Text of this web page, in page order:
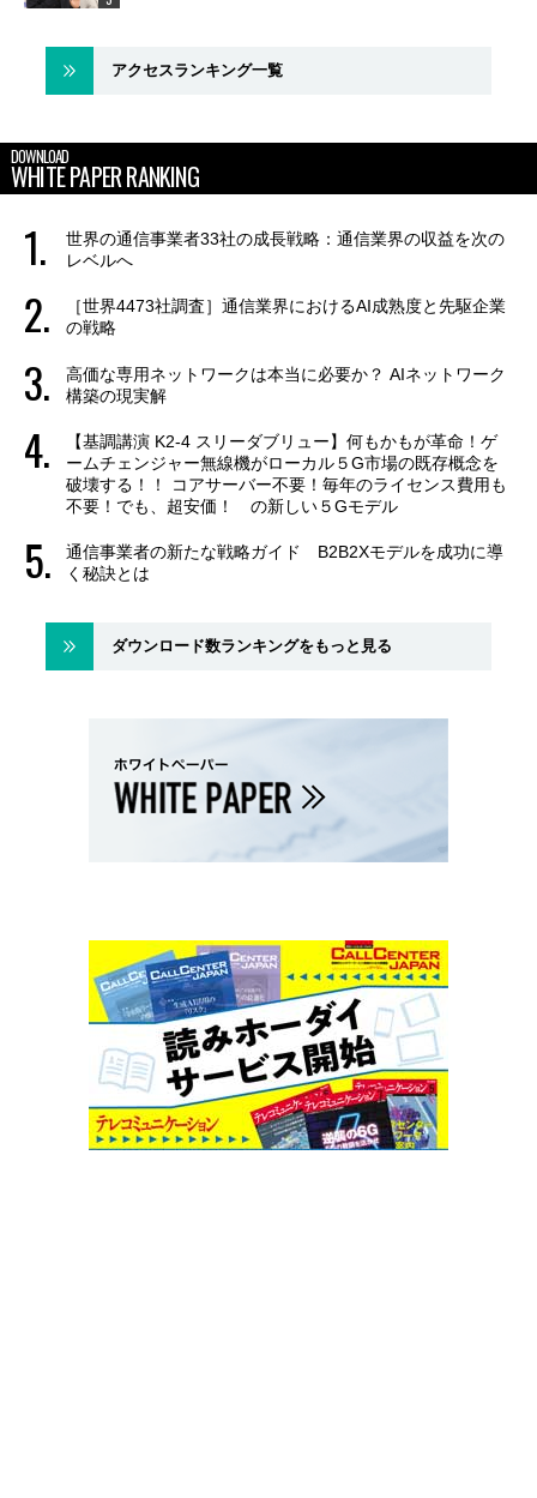
アクセスランキング一覧
DOWNLOAD
WHITE PAPER RANKING
世界の通信事業者33社の成長戦略：通信業界の収益を次の
レベルへ
［世界4473社調査］通信業界におけるAI成熟度と先駆企業
の戦略
高価な専用ネットワークは本当に必要か？ AIネットワーク
構築の現実解
【基調講演 K2-4 スリーダブリュー】何もかもが革命！ゲ
ームチェンジャー無線機がローカル５G市場の既存概念を
破壊する！！ コアサーバー不要！毎年のライセンス費用も
不要！でも、超安価！ の新しい５Gモデル
通信事業者の新たな戦略ガイド B2B2Xモデルを成功に導
く秘訣とは
ダウンロード数ランキングをもっと見る